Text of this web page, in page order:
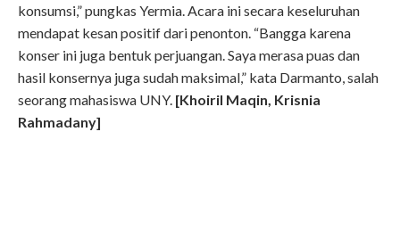
konsumsi,” pungkas Yermia. Acara ini secara keseluruhan
mendapat kesan positif dari penonton. “Bangga karena
konser ini juga bentuk perjuangan. Saya merasa puas dan
hasil konsernya juga sudah maksimal,” kata Darmanto, salah
seorang mahasiswa UNY. [Khoiril Maqin, Krisnia
Rahmadany]